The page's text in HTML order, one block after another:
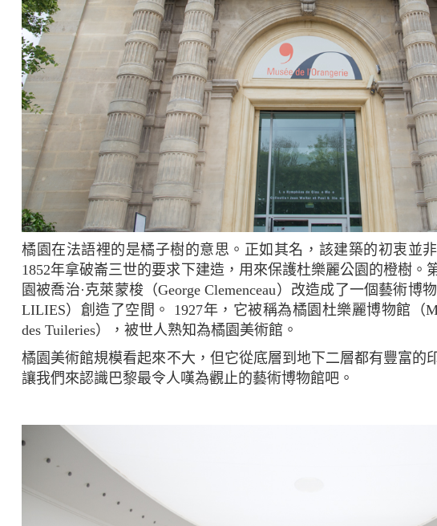
橘園在法語裡的是橘子樹的意思。正如其名，該建築的初衷並非為了展示藝術品，而是在
1852年拿破崙三世的要求下建造，用來保護杜樂麗公園的橙樹。
園被喬治·克萊蒙梭（George Clemenceau）改造成了一個藝術博
LILIES）創造了空間。 1927年，它被稱為橘園杜樂麗博物館（
des Tuileries），被世人熟知為橘園美術館。
橘園美術館規模看起來不大，但它從底層到地下二層都有豐富的印象派和後印象派藝術品。
讓我們來認識巴黎最令人嘆為觀止的藝術博物館吧。